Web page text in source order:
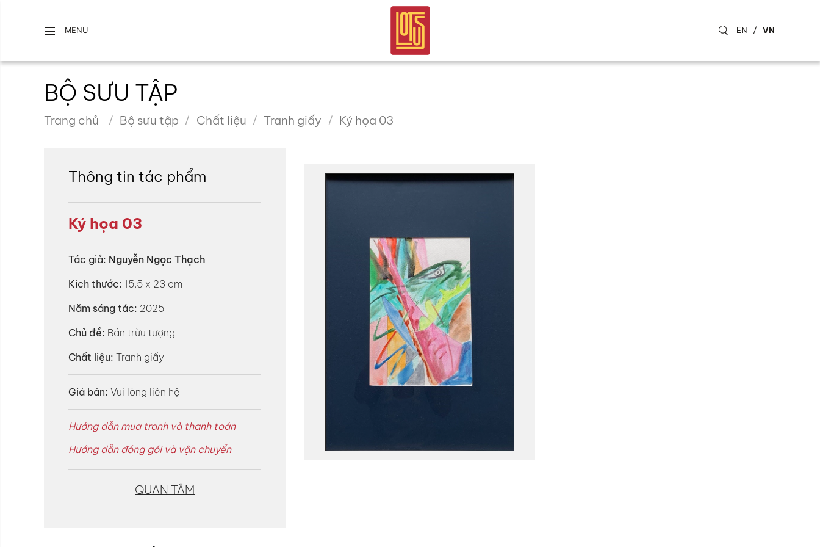
MENU EN / VN
BỘ SƯU TẬP
Trang chủ Bộ sưu tập Chất liệu Tranh giấy Ký họa 03
Thông tin tác phẩm
Ký họa 03
Tác giả: Nguyễn Ngọc Thạch
Kích thước: 15,5 x 23 cm
Năm sáng tác: 2025
Chủ đề: Bán trừu tượng
Chất liệu: Tranh giấy
Giá bán: Vui lòng liên hệ
Hướng dẫn mua tranh và thanh toán
Hướng dẫn đóng gói và vận chuyển
QUAN TÂM